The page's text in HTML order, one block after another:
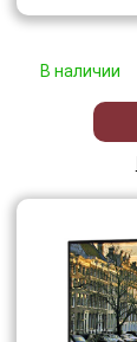
В наличии